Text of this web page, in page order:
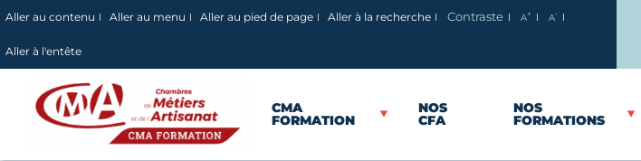
Panneau de gestion des cookies
Aller au contenu Aller au menu Aller au pied de page Aller à la recherche Contraste A+
Agrandir le texte
A-
Réduire le texte
Aller à l'entête
CMA
FORMATION
NOS
CFA
NOS
FORMATIONS